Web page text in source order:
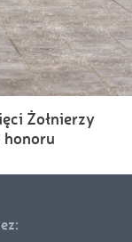
Żołnierzy